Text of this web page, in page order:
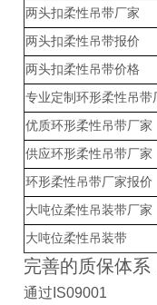
两头扣柔性吊带厂家
两头扣柔性吊带报价
两头扣柔性吊带价格
专业定制环形柔性吊带
优质环形柔性吊带厂家
供应环形柔性吊带厂家
环形柔性吊带厂家报价
大吨位柔性吊装带厂家
大吨位柔性吊装带
完善的质保体系
通过IS09001